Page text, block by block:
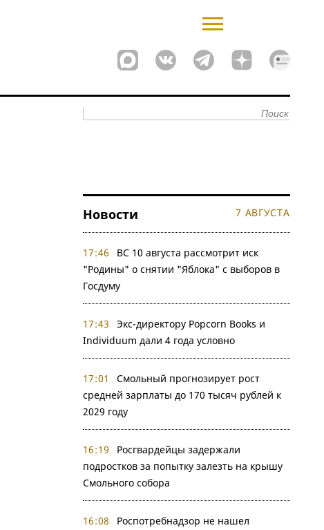
Новости 7 АВГУСТА
17:46
ВС 10 августа рассмотрит иск
"Родины" о снятии "Яблока" с выборов в
Госдуму
17:43
Экс-директору Popcorn Books и
Individuum дали 4 года условно
17:01
Смольный прогнозирует рост
средней зарплаты до 170 тысяч рублей к
2029 году
16:19
Росгвардейцы задержали
подростков за попытку залезть на крышу
Смольного собора
16:08
Роспотребнадзор не нашел